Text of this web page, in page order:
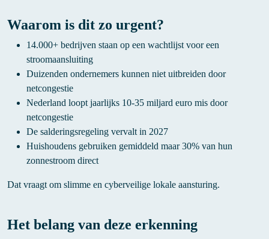
Waarom is dit zo urgent?
14.000+ bedrijven staan op een wachtlijst voor een
stroomaansluiting
Duizenden ondernemers kunnen niet uitbreiden door
netcongestie
Nederland loopt jaarlijks 10-35 miljard euro mis door
netcongestie
De salderingsregeling vervalt in 2027
Huishoudens gebruiken gemiddeld maar 30% van hun
zonnestroom direct
Dat vraagt om slimme en cyberveilige lokale aansturing.
Het belang van deze erkenning